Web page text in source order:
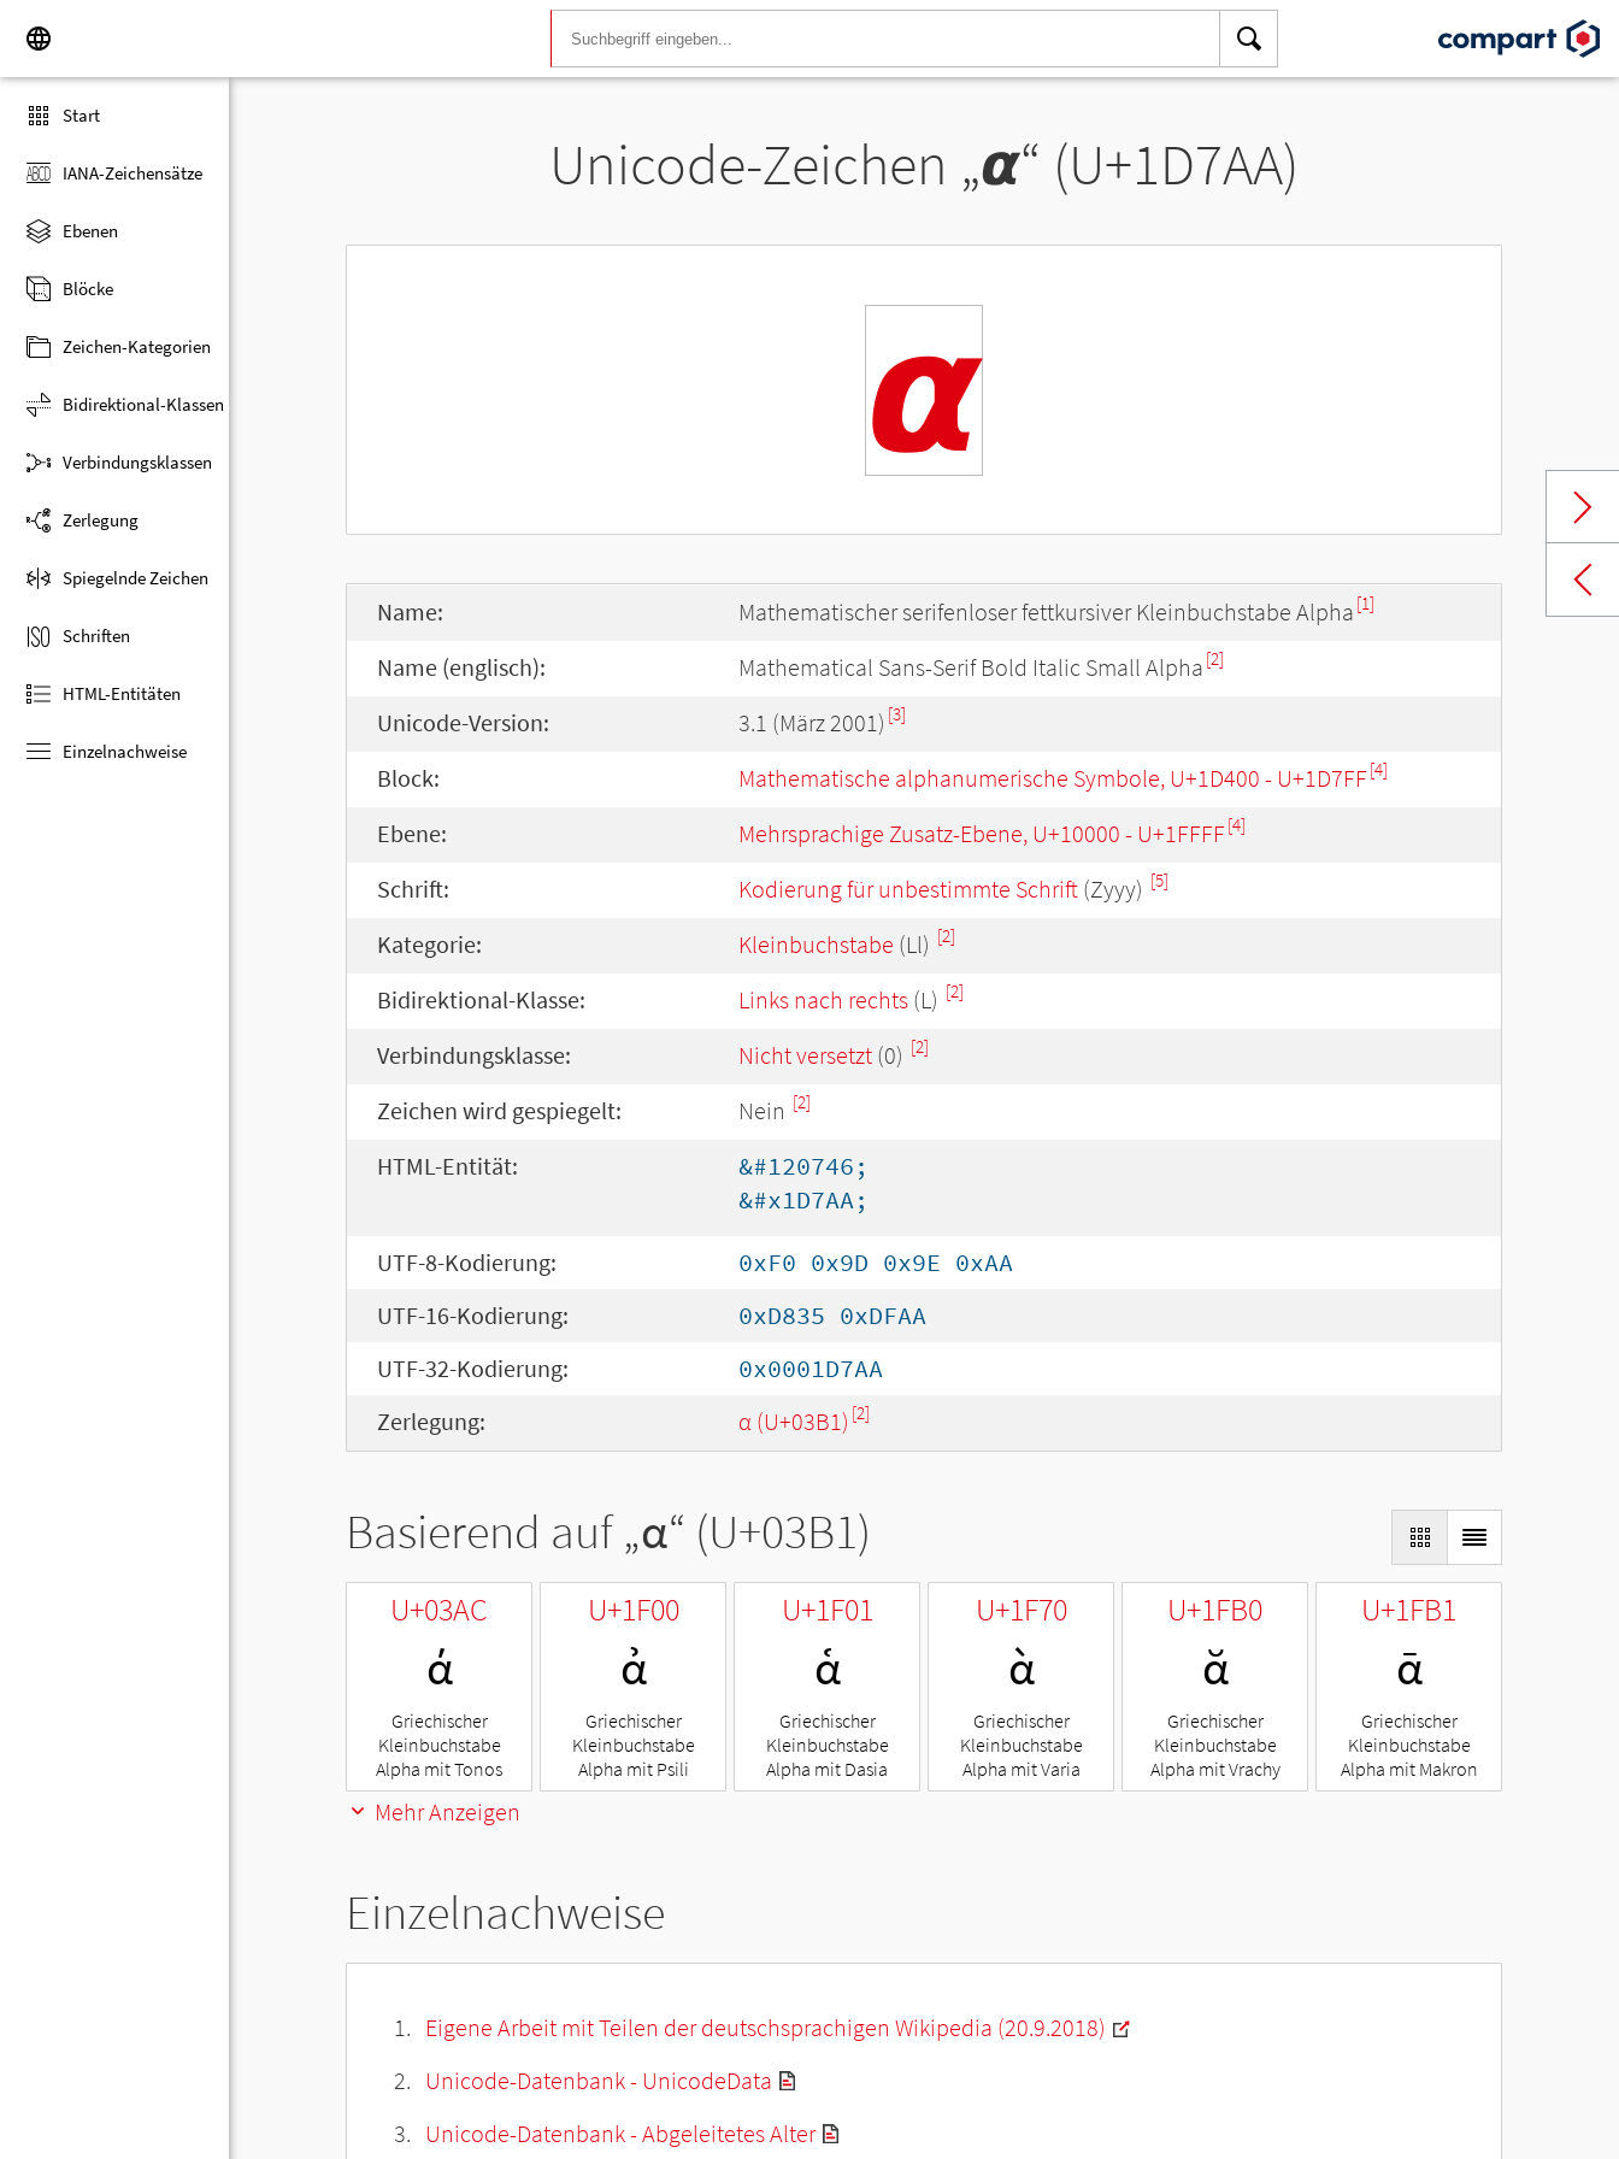
Start
IANA-Zeichensätze
Ebenen
Blöcke
Zeichen-Kategorien
Bidirektional-Klassen
Verbindungsklassen
Zerlegung
Spiegelnde Zeichen
Schriften
HTML-Entitäten
Einzelnachweise
Unicode-Zeichen „𝞪“ (U+1D7AA)
𝞪
Name: Mathematischer serifenloser fettkursiver Kleinbuchstabe Alpha [1]
Name (englisch): Mathematical Sans-Serif Bold Italic Small Alpha [2]
Unicode-Version: 3.1 (März 2001) [3]
Block: Mathematische alphanumerische Symbole, U+1D400 - U+1D7FF[4]
Ebene: Mehrsprachige Zusatz-Ebene, U+10000 - U+1FFFF[4]
Schrift: Kodierung für unbestimmte Schrift (Zyyy) [5]
Kategorie: Kleinbuchstabe (Ll) [2]
Bidirektional-Klasse: Links nach rechts (L) [2]
Verbindungsklasse: Nicht versetzt (0) [2]
Zeichen wird gespiegelt: Nein [2]
HTML-Entität:
&#120746;
&#x1D7AA;
UTF-8-Kodierung:
0xF0 0x9D 0x9E 0xAA
UTF-16-Kodierung:
0xD835 0xDFAA
UTF-32-Kodierung:
0x0001D7AA
Zerlegung:
α (U+03B1) [2]
Basierend auf „α“ (U+03B1)
U+03AC
ά
Griechischer
Kleinbuchstabe
Alpha mit Tonos
U+1F00
ἀ
Griechischer
Kleinbuchstabe
Alpha mit Psili
U+1F01
ἁ
Griechischer
Kleinbuchstabe
Alpha mit Dasia
U+1F70
ὰ
Griechischer
Kleinbuchstabe
Alpha mit Varia
U+1FB0
ᾰ
Griechischer
Kleinbuchstabe
Alpha mit Vrachy
U+1FB1
ᾱ
Griechischer
Kleinbuchstabe
Alpha mit Makron
Mehr Anzeigen
Einzelnachweise
Eigene Arbeit mit Teilen der deutschsprachigen Wikipedia (20.9.2018)
Unicode-Datenbank - UnicodeData
Unicode-Datenbank - Abgeleitetes Alter